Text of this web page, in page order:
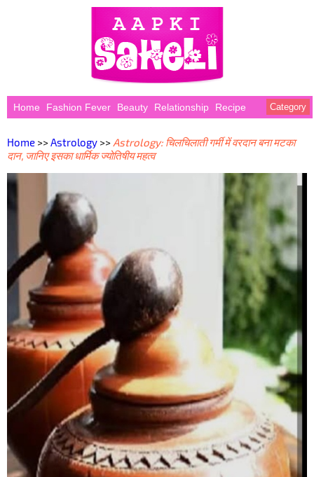
Home Fashion Fever Beauty Relationship Recipe Category
Home >>Astrology >> Astrology: चिलचिलाती गर्मी में वरदान बना मटका
दान, जानिए इसका धार्मिक ज्योतिषीय महत्व